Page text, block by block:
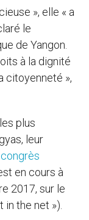
», elle « a
le
de Yangon.
à la dignité
citoyenneté »,
plus
leur
congrès
en cours à
2017, sur le
in the net »).